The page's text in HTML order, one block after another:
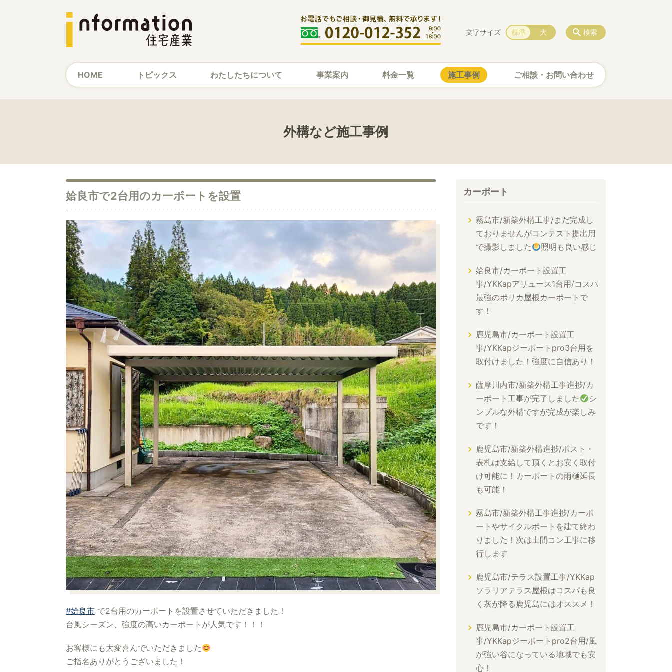
HOME トピックス わたしたちについて 事業案内 料金一覧 施工事例 ご相談・お問い合わせ
検索
文字サイズ 標準 大
外構など施工事例
姶良市で2台用のカーポートを設置
#姶良市 で2台用のカーポートを設置させていただきました！
台風シーズン、強度の高いカーポートが人気です！！！
お客様にも大変喜んでいただきました
ご指名ありがとうございました！
カーポート
霧島市/新築外構工事/まだ完成し
ておりませんがコンテスト提出用
で撮影しました
照明も良い感じ
姶良市/カーポート設置工
事/YKKapアリュース1台用/コスパ
最強のポリカ屋根カーポートで
す！
鹿児島市/カーポート設置工
事/YKKapジーポートpro3台用を
取付けました！強度に自信あり！
薩摩川内市/新築外構工事進捗/カ
ーポート工事が完了しました
シ
ンプルな外構ですが完成が楽しみ
です！
鹿児島市/新築外構進捗/ポスト・
表札は支給して頂くとお安く取付
け可能に！カーポートの雨樋延長
も可能！
霧島市/新築外構工事進捗/カーポ
ートやサイクルポートを建て終わ
りました！次は土間コン工事に移
行します
鹿児島市/テラス設置工事/YKKap
ソラリアテラス屋根はコスパも良
く灰が降る鹿児島にはオススメ！
鹿児島市/カーポート設置工
事/YKKapジーポートpro2台用/風
が強い谷になっている地域でも安
心！